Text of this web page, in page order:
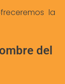
la
del